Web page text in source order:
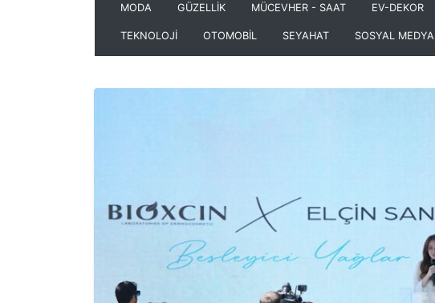
MODA GÜZELLİK MÜCEVHER - SAAT EV-DEKOR
TEKNOLOJİ OTOMOBİL SEYAHAT SOSYAL MEDYA